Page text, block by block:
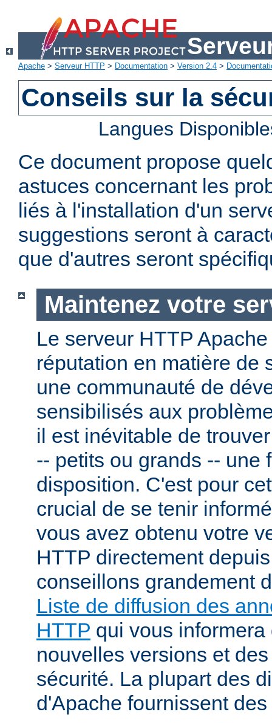
Apache > Serveur HTTP > Documentation > Version 2.4 >
Conseils sur la
Langues
Ce document propose
astuces concernant les
liés à l'installation d'un
suggestions seront à
que d'autres seront
Maintenez votre
Le serveur HTTP
réputation en matière de
une communauté de
sensibilisés aux
il est inévitable de
-- petits ou grands -- une
disposition. C'est pour
crucial de se tenir
vous avez obtenu votre
HTTP directement
conseillons grandement
Liste de diffusion des
HTTP qui vous
nouvelles versions et
sécurité. La plupart des
d'Apache fournissent